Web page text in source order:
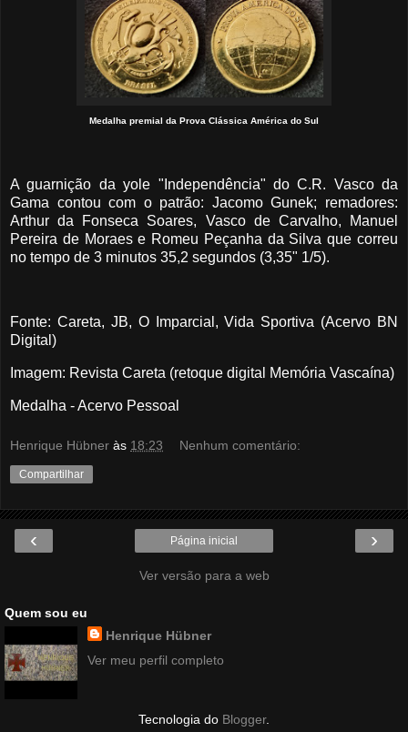
Medalha premial da Prova Clássica América do Sul
A guarnição da yole "Independência" do C.R. Vasco da
Gama contou com o patrão: Jacomo Gunek; remadores:
Arthur da Fonseca Soares, Vasco de Carvalho, Manuel
Pereira de Moraes e Romeu Peçanha da Silva que correu
no tempo de 3 minutos 35,2 segundos (3,35" 1/5).
Fonte: Careta, JB, O Imparcial, Vida Sportiva (Acervo BN
Digital)
Imagem: Revista Careta (retoque digital Memória Vascaína)
Medalha - Acervo Pessoal
Henrique Hübner às 18:23 Nenhum comentário:
Compartilhar
‹ ›
Página inicial
Ver versão para a web
Quem sou eu
Henrique Hübner
Ver meu perfil completo
Tecnologia do Blogger.